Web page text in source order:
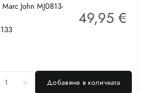
Marc John MJ0813-
49,95 €
Добавяне в количката